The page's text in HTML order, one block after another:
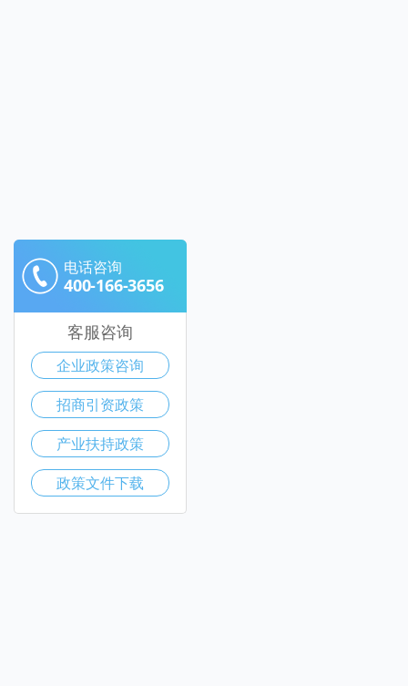
电话咨询
400-166-3656
客服咨询
企业政策咨询
招商引资政策
产业扶持政策
政策文件下载